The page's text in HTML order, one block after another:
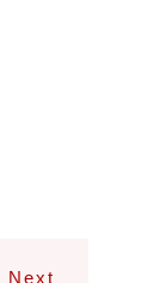
Next